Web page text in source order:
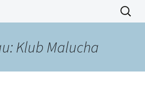
bibliotecznych Szukaj:
Klub Malucha